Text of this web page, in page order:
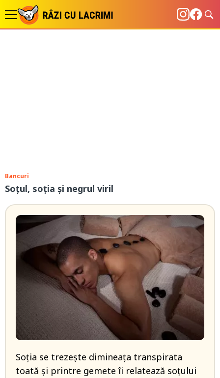
Bancuri
Soțul, soția și negrul viril
Soția se trezește dimineața transpirata
toată și printre gemete îi relatează soțului